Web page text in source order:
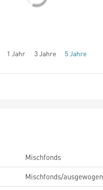
1 Jahr 3 Jahre 5 Jahre
Mischfonds
Mischfonds/ausgewogen